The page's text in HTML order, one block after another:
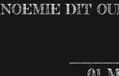
NOEMIE DIT